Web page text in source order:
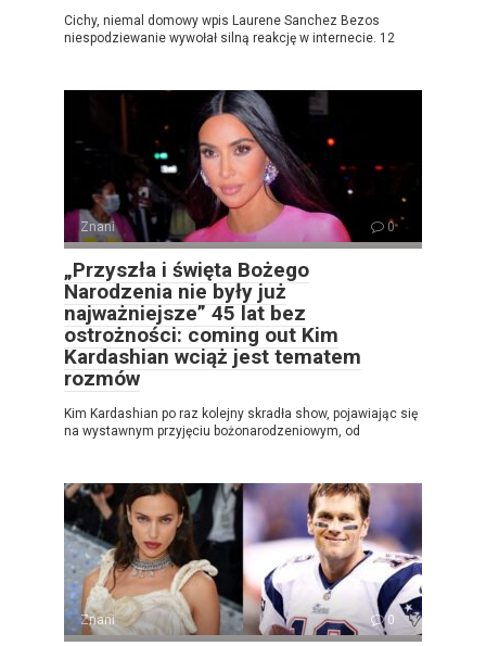
Cichy, niemal domowy wpis Laurene Sanchez Bezos
niespodziewanie wywołał silną reakcję w internecie. 12
Znani 0
„Przyszła i święta Bożego
Narodzenia nie były już
najważniejsze” 45 lat bez
ostrożności: coming out Kim
Kardashian wciąż jest tematem
rozmów
Kim Kardashian po raz kolejny skradła show, pojawiając się
na wystawnym przyjęciu bożonarodzeniowym, od
Znani 0